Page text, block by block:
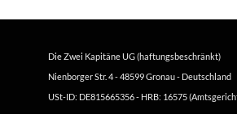
Die Zwei Kapitäne UG (haftungsbeschränkt)
Nienborger Str. 4 - 48599 Gronau - Deutschland
USt-ID: DE815665356 - HRB: 16575